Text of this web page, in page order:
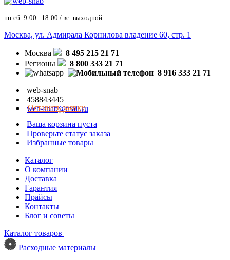
пн-сб: 9:00 - 18:00 / вс: выходной
Москва, ул. Адмирала Корнилова владение 60, стр. 1
Москва
8 495 215 21 71
Регионы
8 800 333 21 71
8 916 333 21 71
web-snab
458843445
web-snab@mail.ru
Оставить заявку
Ваша корзина пуста
Проверьте статус заказа
Избранные товары
Каталог
О компании
Доставка
Гарантия
Прайсы
Контакты
Блог и советы
Каталог товаров
Расходные материалы